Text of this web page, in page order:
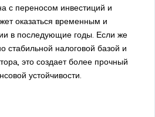
с переносом инвестиций и
оказаться временным и
в последующие годы. Если же
стабильной налоговой базой и
это создает более прочный
устойчивости.